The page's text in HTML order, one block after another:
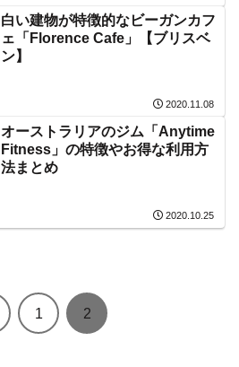
白い建物が特徴的なビーガンカフ
ェ「Florence Cafe」【ブリスベ
ン】
2020.11.08
オーストラリアのジム「Anytime
Fitness」の特徴やお得な利用方
法まとめ
2020.10.25
1 2